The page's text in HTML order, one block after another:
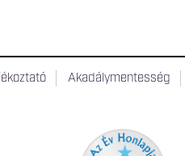
Akadálymentesség